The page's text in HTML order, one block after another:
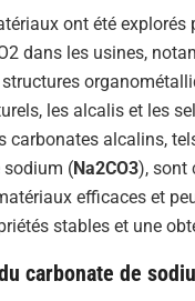
ont été explorés
dans les usines,
les alcalis et les
carbonates alcalins,
sodium (Na2CO3), sont
efficaces et
stables et une
carbonate de